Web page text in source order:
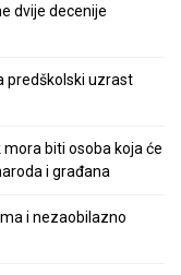
dvije decenije
predškolski uzrast
biti osoba koja će
i građana
i nezaobilazno